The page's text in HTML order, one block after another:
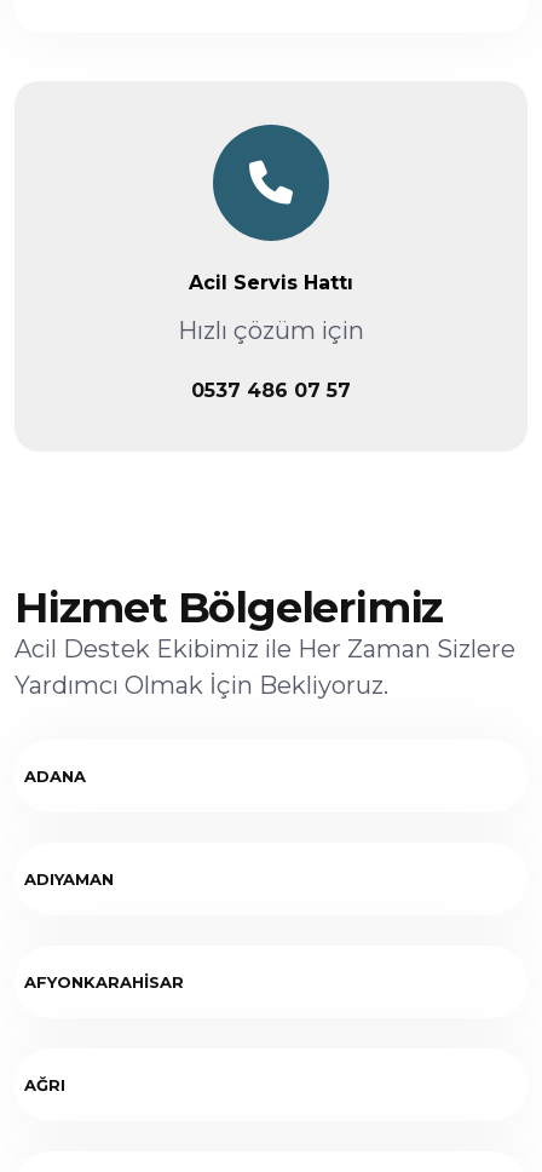
Acil Servis Hattı
Hızlı çözüm için
0537 486 07 57
Hizmet Bölgelerimiz
Acil Destek Ekibimiz ile Her Zaman Sizlere
Yardımcı Olmak İçin Bekliyoruz.
ADANA
ADIYAMAN
AFYONKARAHİSAR
AĞRI